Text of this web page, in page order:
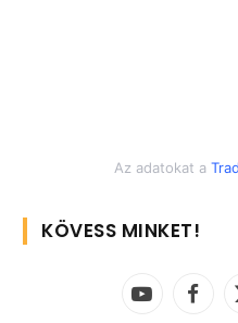
Az adatokat a
KÖVESS MINKET!
YouTube